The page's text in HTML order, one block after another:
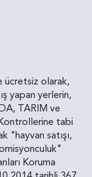
ücretsiz olarak,
yapan yerlerin,
TARIM ve
tabi
"hayvan satışı,
Koruma